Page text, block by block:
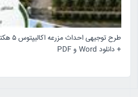
+ دانلود Word و PDF